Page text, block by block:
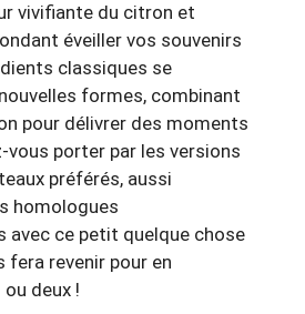
vivifiante du citron et
éveiller vos souvenirs
classiques se
formes, combinant
pour délivrer des moments
vous porter par les versions
préférés, aussi
homologues
avec ce petit quelque chose
revenir pour en
deux !